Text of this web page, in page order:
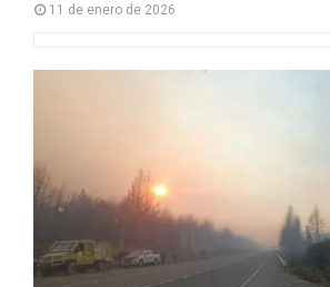
11 de enero de 2026